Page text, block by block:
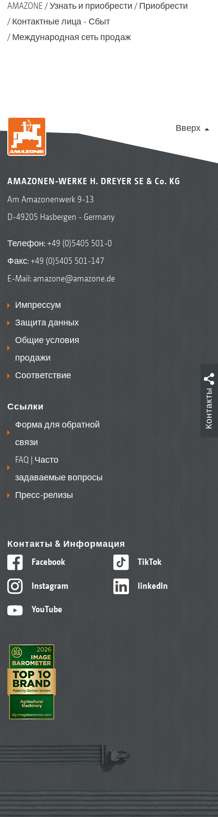
AMAZONE Узнать и приобрести
Приобрести
Контактные лица - Сбыт
Международная сеть продаж
Вверх
AMAZONEN-WERKE H. DREYER SE & Co. KG
Am Amazonenwerk 9-13
D-49205 Hasbergen - Germany
Телефон:+49 (0)5405 501-0
Факс: +49 (0)5405 501-147
E-Mail: amazone@amazone.de
Импрессум
Защита данных
Общие условия
продажи
Соответствие
Ссылки
Форма для обратной
связи
FAQ | Часто
задаваемые вопросы
Пресс-релизы
Контакты & Информация
Facebook
Instagram
YouTube
TikTok
linkedIn
Контакты